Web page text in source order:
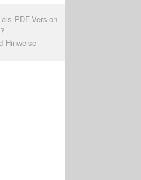
PDF-Version
Hinweise